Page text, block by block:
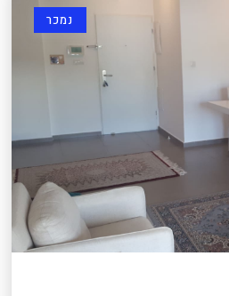
נמכר